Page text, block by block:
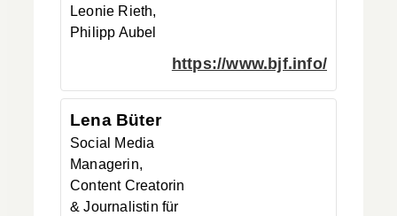
Leonie Rieth,
Philipp Aubel
https://www.bjf.info/
Lena Büter
Social Media
Managerin,
Content Creatorin
& Journalistin für